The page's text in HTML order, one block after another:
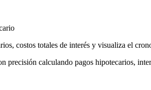
costos totales de interés y visualiza el
precisión calculando pagos hipotecarios,